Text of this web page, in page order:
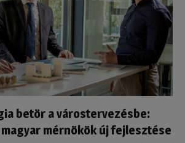
betör a várostervezésbe:
mérnökök új fejlesztése